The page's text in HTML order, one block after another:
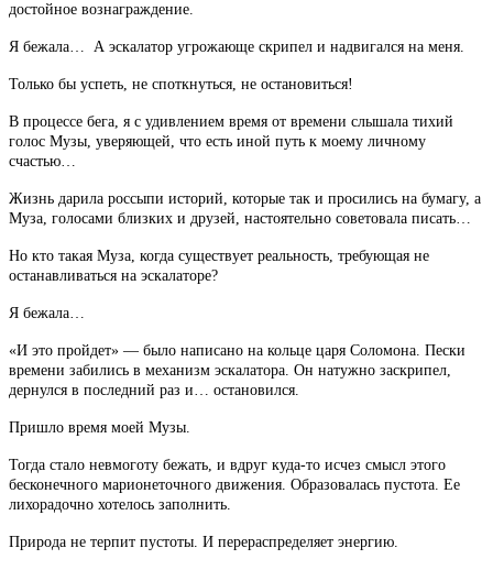
достойное вознаграждение.
Я бежала… А эскалатор угрожающе скрипел и надвигался на меня.
Только бы успеть, не споткнуться, не остановиться!
В процессе бега, я с удивлением время от времени слышала тихий
голос Музы, уверяющей, что есть иной путь к моему личному
счастью…
Жизнь дарила россыпи историй, которые так и просились на бумагу, а
Муза, голосами близких и друзей, настоятельно советовала писать…
Но кто такая Муза, когда существует реальность, требующая не
останавливаться на эскалаторе?
Я бежала…
«И это пройдет» — было написано на кольце царя Соломона. Пески
времени забились в механизм эскалатора. Он натужно заскрипел,
дернулся в последний раз и… остановился.
Пришло время моей Музы.
Тогда стало невмоготу бежать, и вдруг куда-то исчез смысл этого
бесконечного марионеточного движения. Образовалась пустота. Ее
лихорадочно хотелось заполнить.
Природа не терпит пустоты. И перераспределяет энергию.